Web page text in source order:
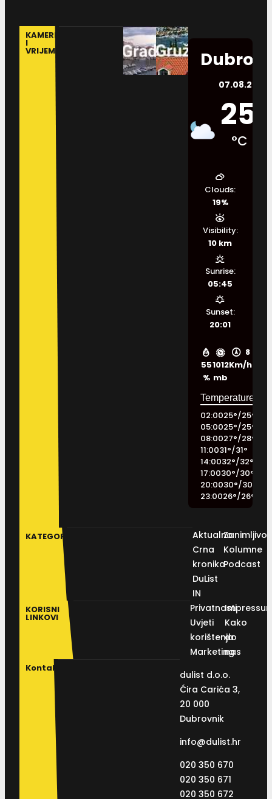
KAMERE
I
VRIJEME
07.08.2026.
25
°C
55
%
1012
mb
8
Km/h
Clouds:
19%
Visibility:
10 km
Sunrise:
05:45
Sunset:
20:01
02:0025°/25°
05:0025°/25°
08:0027°/28°
11:0031°/31°
14:0032°/32°
17:0030°/30°
20:0030°/30
23:0026°/26°
KATEGORIJE
Aktualno
Crna
kronika
DuList
IN
Kolumne
Podcast
KORISNI
LINKOVI
Privatnosti
Uvjeti
korištenja
Marketing
Kako
do
nas
Kontakt
dulist d.o.o.
Ćira Carića 3,
20 000
Dubrovnik
info@dulist.hr
020 350 670
020 350 671
020 350 672